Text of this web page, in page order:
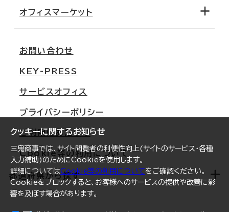
クッキーに関するお知らせ
三鬼商事では、サイト閲覧者の利便性向上(サイトのサービス・各種
入力補助)のためにCookieを使用します。
詳細についてはCookie等の利用についてをご確認ください。
Cookieをブロックすると、お客様へのサービスの提供や改善に影
響を及ぼす場合があります。
移転コストシミュレーション
移転スケジュール
オフィス移転Q&A
オフィスマーケット
大阪
名古屋
札幌
仙台
横浜
福岡
オフィスリポート
お問い合わせ
KEY-PRESS
サービスオフィス
プライバシーポリシー
ご利用にあたって
Cookie等の利用について
都道府県から探す